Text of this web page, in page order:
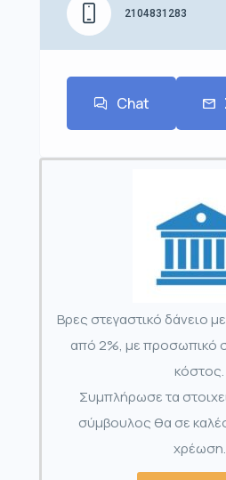
2104831283
Chat
Βρες στεγαστικό δάνειο
από 2%, με προσωπικό
κόστος.
Συμπλήρωσε τα
σύμβουλος θα σε
χρέωση.